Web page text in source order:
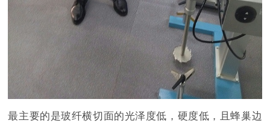
最主要的是玻纤横切面的光泽度低，硬度低，且蜂巢边